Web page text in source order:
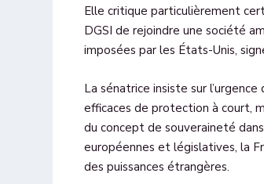
Elle critique particulièrement
DGSI de rejoindre une société
imposées par les États-Unis,
La sénatrice insiste sur
efficaces de protection à court,
du concept de souveraineté
européennes et législatives, la
des puissances étrangères.